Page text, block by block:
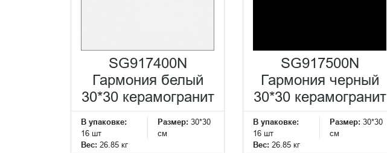
SG917400N
Гармония белый
30*30 керамогранит
В упаковке:
16 шт
Размер: 30*30
см
Вес: 26.85 кг
SG917500N
Гармония черный
30*30 керамогранит
В упаковке:
16 шт
Размер: 30*30
см
Вес: 26.85 кг